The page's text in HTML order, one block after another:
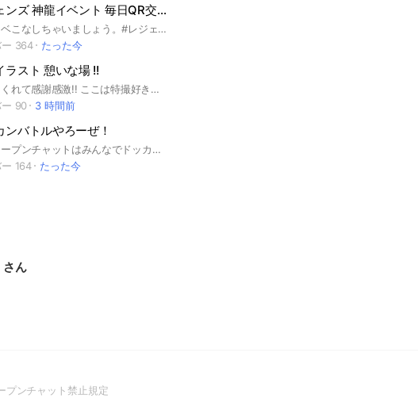
レジェンズ 神龍イベント 毎日QR交換し隊
神龍イベこなしちゃいましょう。#レジェンズ #ドラゴンボールレジェンズ
ー 364
たった今
ラスト 憩いな場 !!
覗いてくれて感謝感激!! ここは特撮好きによる特撮好きのためのオプチャです。 「イラスト」と書いてありますが、見る専の方でも大歓迎です!! 語るもよし、描いて載せるもよし。 共に楽しく居心地の良い場にしましょう!! ルールにはしっっかりと目を通してください。 基本的には入室時のbotに従うようお願い申し上げます!! ⚠オーナーが緩いのでまあまあ緩いです。 ご参加お待ちしてます!! ここからタグ。!! #特撮 #仮面ライダー #スーパー戦隊シリーズ #ウルトラマン #特撮イラスト #イラスト
ー 90
3 時間前
ンバトルやろーぜ！
このオープンチャットはみんなでドッカンバトルを楽しくプレイしましょうというオープンチャットです。初心者から上級者まで大歓迎です。是非是非お越しください！
ー 164
たった今
さん
プンチャット禁止規定(Open